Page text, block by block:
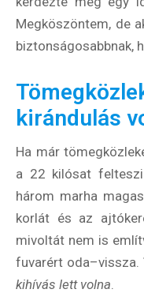
Megköszöntem, de
biztonságosabbnak,
kirándulás
Ha már
a 22 kilósat
három marha
korlát és az
mivoltát nem is
fuvarért oda–vissza.
kihívás lett volna